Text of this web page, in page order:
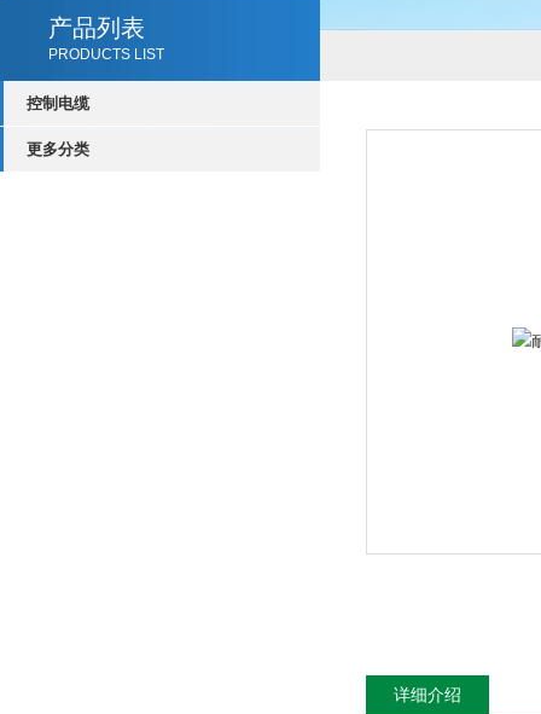
产品列表
PRODUCTS LIST
控制电缆
更多分类
详细介绍